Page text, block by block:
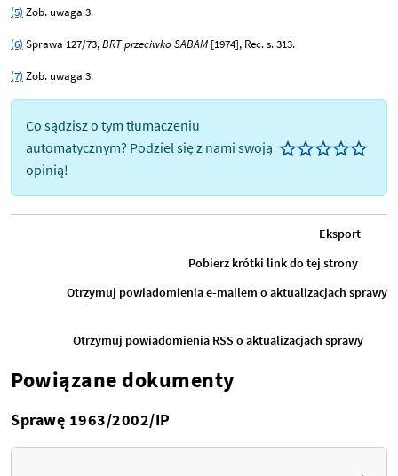
(5) Zob. uwaga 3.
(6) Sprawa 127/73,BRT przeciwko SABAM [1974], Rec. s. 313.
(7) Zob. uwaga 3.
Co sądzisz o tym tłumaczeniu
automatycznym? Podziel się z nami swoją
opinią!
Eksport
Pobierz krótki link do tej strony
Otrzymuj powiadomienia e-mailem o aktualizacjach sprawy
Otrzymuj powiadomienia RSS o aktualizacjach sprawy
Powiązane dokumenty
Sprawę 1963/2002/IP